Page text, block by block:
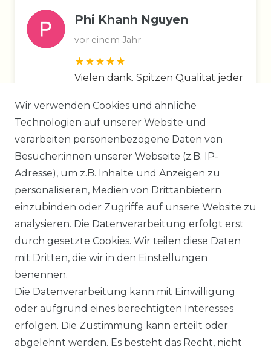
Phi Khanh Nguyen
vor einem Jahr
Vielen dank. Spitzen Qualität jeder
sehr nett
Zum Google-Profil
Datenstand: 8.8.2026
Impressum Daten­schutz­erklärung
Wir verwenden Cookies und ähnliche
Technologien auf unserer Website und
verarbeiten personenbezogene Daten von
Besucher:innen unserer Webseite (z.B. IP-
Adresse), um z.B. Inhalte und Anzeigen zu
personalisieren, Medien von Drittanbietern
einzubinden oder Zugriffe auf unsere Website zu
analysieren. Die Datenverarbeitung erfolgt erst
durch gesetzte Cookies. Wir teilen diese Daten
mit Dritten, die wir in den Einstellungen
benennen.
Die Datenverarbeitung kann mit Einwilligung
oder aufgrund eines berechtigten Interesses
erfolgen. Die Zustimmung kann erteilt oder
abgelehnt werden. Es besteht das Recht, nicht